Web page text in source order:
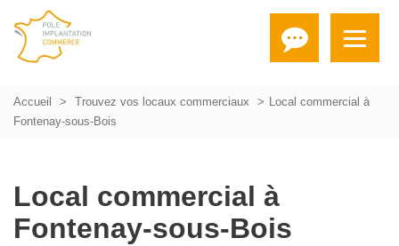
Accueil Trouvez vos locaux commerciaux
Local commercial à
Fontenay-sous-Bois
Local commercial à
Fontenay-sous-Bois